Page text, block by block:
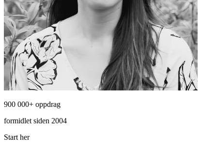
900 000+ oppdrag
formidlet siden 2004
Start her